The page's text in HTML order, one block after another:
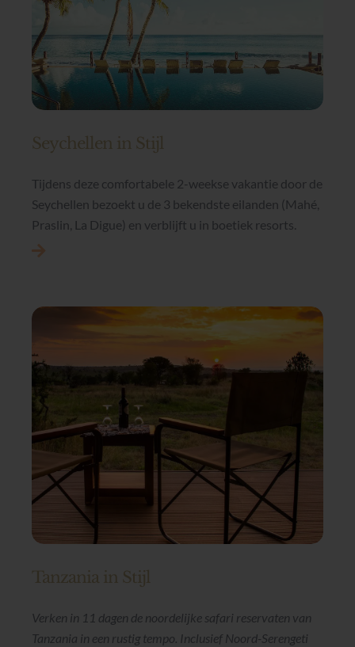
Seychellen in Stijl
Tijdens deze comfortabele 2-weekse vakantie door de
Seychellen bezoekt u de 3 bekendste eilanden (Mahé,
Praslin, La Digue) en verblijft u in boetiek resorts.
Tanzania in Stijl
Verken in 11 dagen de noordelijke safari reservaten van
Tanzania in een rustig tempo. Inclusief Noord-Serengeti